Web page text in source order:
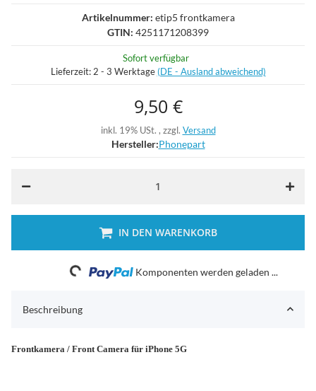
Artikelnummer: etip5 frontkamera
GTIN: 4251171208399
Sofort verfügbar
Lieferzeit: 2 - 3 Werktage (DE - Ausland abweichend)
9,50 €
inkl. 19% USt. , zzgl. Versand
Hersteller:Phonepart
IN DEN WARENKORB
Loading... Komponenten werden geladen ...
Beschreibung
Frontkamera / Front Camera für iPhone 5G